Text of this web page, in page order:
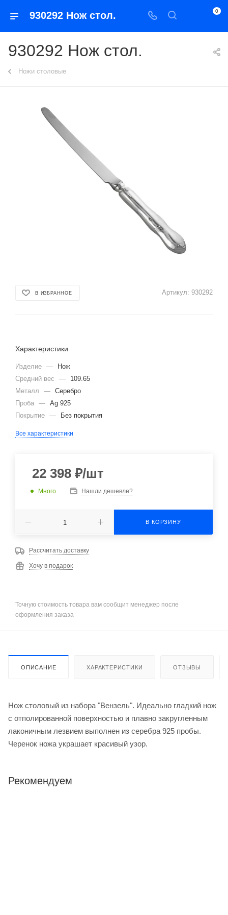
930292 Нож стол. 0
930292 Нож стол.
Ножи столовые
В ИЗБРАННОЕ Артикул: 930292
Характеристики
Изделие —
Нож
Средний вес
—
109.65
Металл
— Серебро
Проба — Ag 925
Покрытие — Без покрытия
Все характеристики
22 398 ₽/шт
Много Нашли дешевле?
В КОРЗИНУ
Рассчитать доставку
Хочу в подарок
Точную стоимость товара вам сообщит менеджер после
оформления заказа
ОПИСАНИЕ ХАРАКТЕРИСТИКИ ОТЗЫВЫ
Нож столовый из набора "Вензель". Идеально гладкий нож
с отполированной поверхностью и плавно закругленным
лаконичным лезвием выполнен из серебра 925 пробы.
Черенок ножа украшает красивый узор.
Рекомендуем